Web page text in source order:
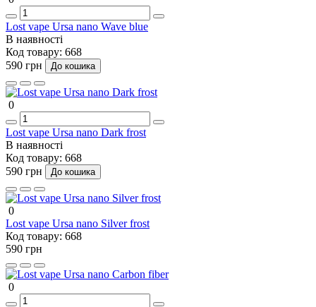
Lost vape Ursa nano Wave blue
В наявності
Код товару: 668
590 грн
До кошика
0
Lost vape Ursa nano Dark frost
В наявності
Код товару: 668
590 грн
До кошика
0
Lost vape Ursa nano Silver frost
Код товару: 668
590 грн
0